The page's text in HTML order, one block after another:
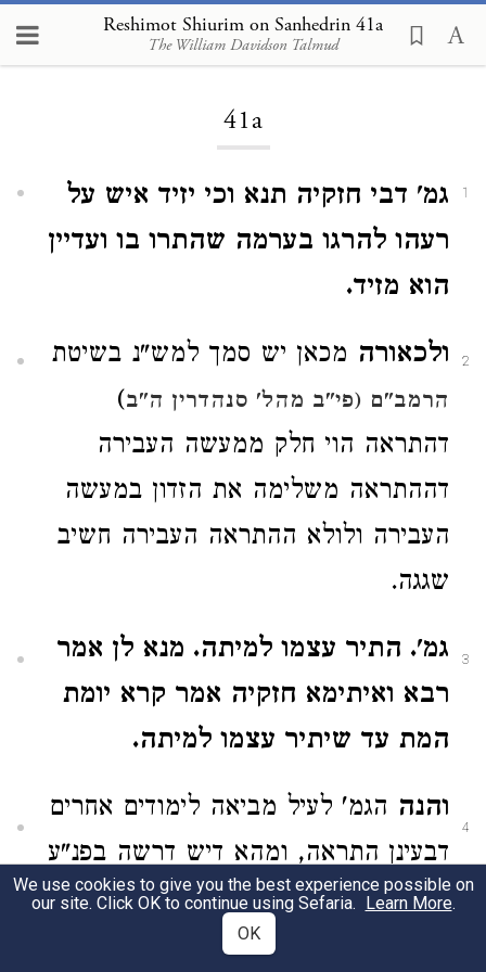
Reshimot Shiurim on Sanhedrin 41a
The William Davidson Talmud
Loading...
41a
1
גמ' דבי חזקיה תנא וכי יזיד איש על
רעהו להרגו בערמה שהתרו בו ועדיין
הוא מזיד.
2 ולכאורה מכאן יש סמך למש"נ בשיטת
הרמב"ם (פי"ב מהל' סנהדרין ה"ב)
דהתראה הוי חלק ממעשה העבירה
דההתראה משלימה את הזדון במעשה
העבירה ולולא ההתראה העבירה חשיב
שגגה.
3
גמ'. התיר עצמו למיתה. מנא לן אמר
רבא ואיתימא חזקיה אמר קרא יומת
המת עד שיתיר עצמו למיתה.
4
והנה הגמ' לעיל מביאה לימודים אחרים
דבעינן התראה, ומהא דיש דרשה בפנ"ע
מקרא ד"יומת המת" דבעינן שיתיר עצמו
למיתה משמע דהתראה ויתיר עצמו
We use cookies to give you the best experience possible on
our site. Click OK to continue using Sefaria. Learn More.
OK